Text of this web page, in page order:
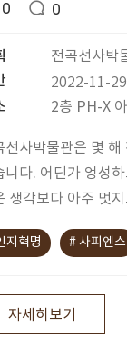
0 0
전곡선사박
2022-11-
2층 PH-X
선사박물관은 몇
니다. 어딘가 엉성
생각보다 아주 멋
지혁명 # 사피엔스
자세히보기